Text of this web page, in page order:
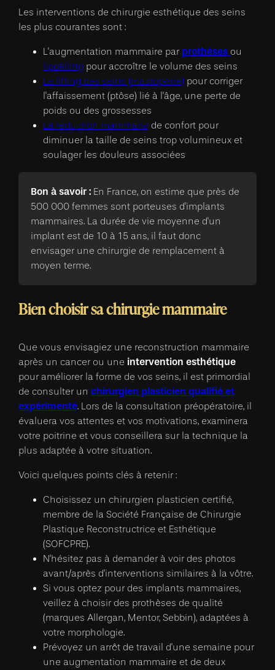
Les interventions de chirurgie esthétique des seins
les plus courantes sont :
L'augmentation mammaire par prothèses ou
lipofilling pour accroître le volume des seins
Le lifting des seins (mastopexie) pour corriger
l'affaissement (ptôse) lié à l'âge, une perte de
poids ou des grossesses
La réduction mammaire de confort pour
diminuer la taille de seins trop volumineux et
soulager les douleurs associées
Bon à savoir :En France, on estime que près de
500 000 femmes sont porteuses d'implants
mammaires. La durée de vie moyenne d'un
implant est de 10 à 15 ans, il faut donc
envisager une chirurgie de remplacement à
moyen terme.
Bien choisir sa chirurgie mammaire
Que vous envisagiez une reconstruction mammaire
après un cancer ou une intervention esthétique
pour améliorer la forme de vos seins, il est primordial
de consulter un chirurgien plasticien qualifié et
expérimenté. Lors de la consultation préopératoire, il
évaluera vos attentes et vos motivations, examinera
votre poitrine et vous conseillera sur la technique la
plus adaptée à votre situation.
Voici quelques points clés à retenir :
Choisissez un chirurgien plasticien certifié,
membre de la Société Française de Chirurgie
Plastique Reconstructrice et Esthétique
(SOFCPRE).
N'hésitez pas à demander à voir des photos
avant/après d'interventions similaires à la vôtre.
Si vous optez pour des implants mammaires,
veillez à choisir des prothèses de qualité
(marques Allergan, Mentor, Sebbin), adaptées à
votre morphologie.
Prévoyez un arrêt de travail d'une semaine pour
une augmentation mammaire et de deux